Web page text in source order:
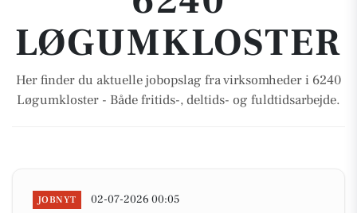
LØGUMKLOSTER
Her finder du aktuelle jobopslag fra virksomheder i 6240
Løgumkloster - Både fritids-, deltids- og fuldtidsarbejde.
JOBNYT 02-07-2026 00:05